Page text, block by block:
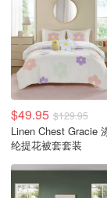
$49.95 $129.95
Linen Chest Gracie
纶提花被套套装